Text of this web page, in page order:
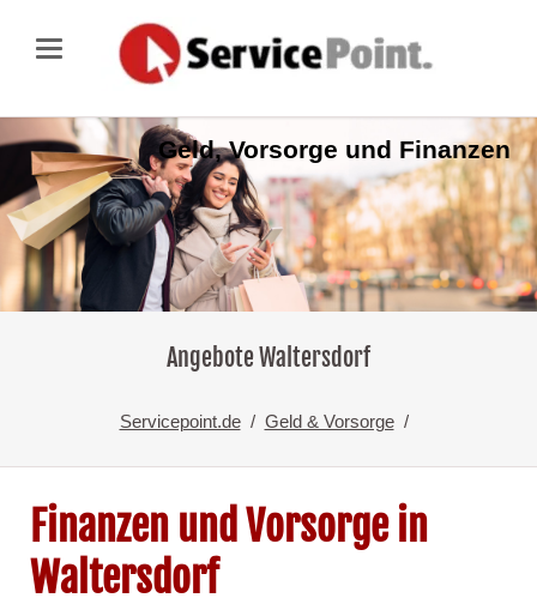
Geld, Vorsorge und Finanzen
Angebote Waltersdorf
Servicepoint.de Geld & Vorsorge
Finanzen und Vorsorge in
Waltersdorf